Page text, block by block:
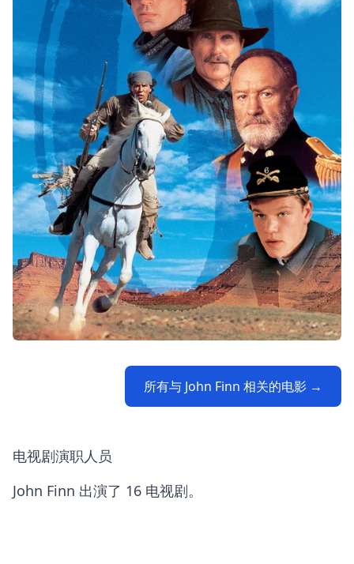
所有与 John Finn 相关的电影 →
电视剧演职人员
John Finn 出演了 16 电视剧。